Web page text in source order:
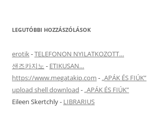
LEGUTÓBBI HOZZÁSZÓLÁSOK
erotik-TELEFONON NYILATKOZOTT…
샌즈카지노 - ETIKUSAN…
https://www.megatakip.com - „APÁK ÉS FIÚK”
upload shell download - „APÁK ÉS FIÚK”
Eileen Skertchly- LIBRARIUS